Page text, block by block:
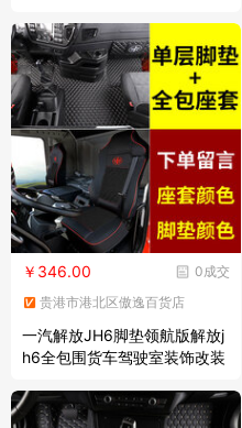
线
0成交
￥346.00
贵港市港北区傲逸百货店
一汽解放JH6脚垫领航版解放j
h6全包围货车驾驶室装饰改装
季座套